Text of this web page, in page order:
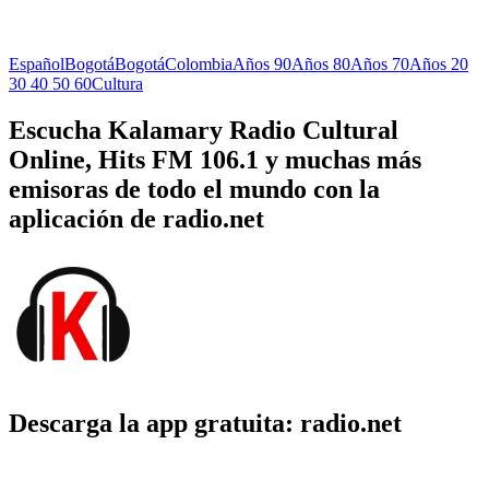
EspañolBogotáBogotáColombiaAños 90Años 80Años 70Años 20
30 40 50 60Cultura
Escucha Kalamary Radio Cultural
Online, Hits FM 106.1 y muchas más
emisoras de todo el mundo con la
aplicación de radio.net
Descarga la app gratuita: radio.net